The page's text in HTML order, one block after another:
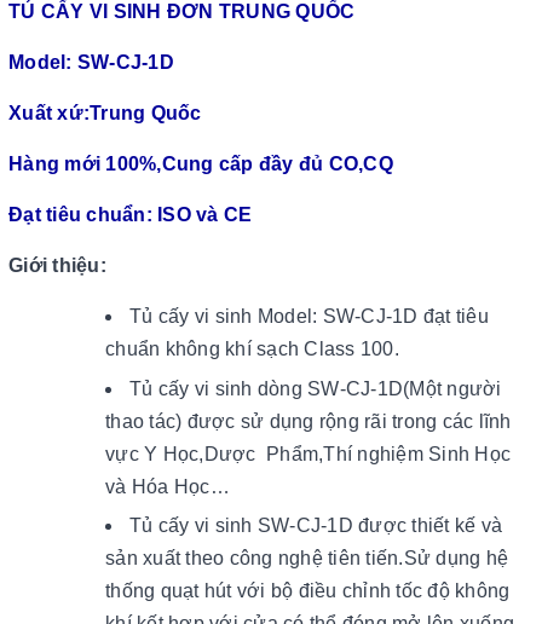
TỦ CẤY VI SINH ĐƠN TRUNG QUỐC
Model: SW-CJ-1D
Xuất xứ:Trung Quốc
Hàng mới 100%,Cung cấp đầy đủ CO,CQ
Đạt tiêu chuẩn: ISO và CE
Giới thiệu:
Tủ cấy vi sinh Model: SW-CJ-1D đạt tiêu
chuẩn không khí sạch Class 100.
Tủ cấy vi sinh dòng SW-CJ-1D(Một người
thao tác) được sử dụng rộng rãi trong các lĩnh
vực Y Học,Dược Phẩm,Thí nghiệm Sinh Học
và Hóa Học…
Tủ cấy vi sinh SW-CJ-1D được thiết kế và
sản xuất theo công nghệ tiên tiến.Sử dụng hệ
thống quạt hút với bộ điều chỉnh tốc độ không